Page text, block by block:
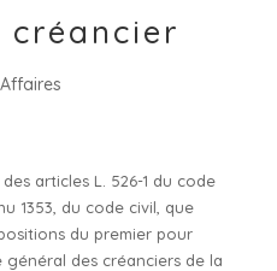
Affaires
articles L. 526-1 du code
1353, du code civil, que
du premier pour
des créanciers de la